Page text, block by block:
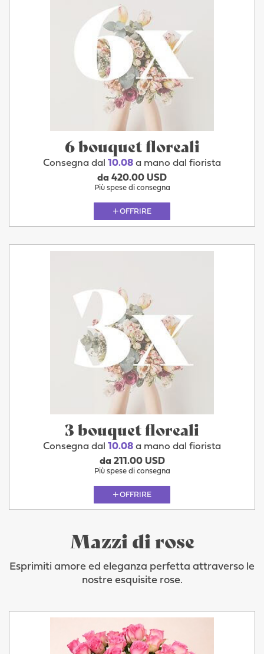
6 bouquet floreali
Consegna dal 10.08 a mano dal fiorista
da 420.00 USD
Più spese di consegna
OFFRIRE
3 bouquet floreali
Consegna dal 10.08 a mano dal fiorista
da 211.00 USD
Più spese di consegna
OFFRIRE
Mazzi di rose
Esprimiti amore ed eleganza perfetta attraverso le
nostre esquisite rose.